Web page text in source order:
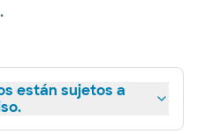
están sujetos a